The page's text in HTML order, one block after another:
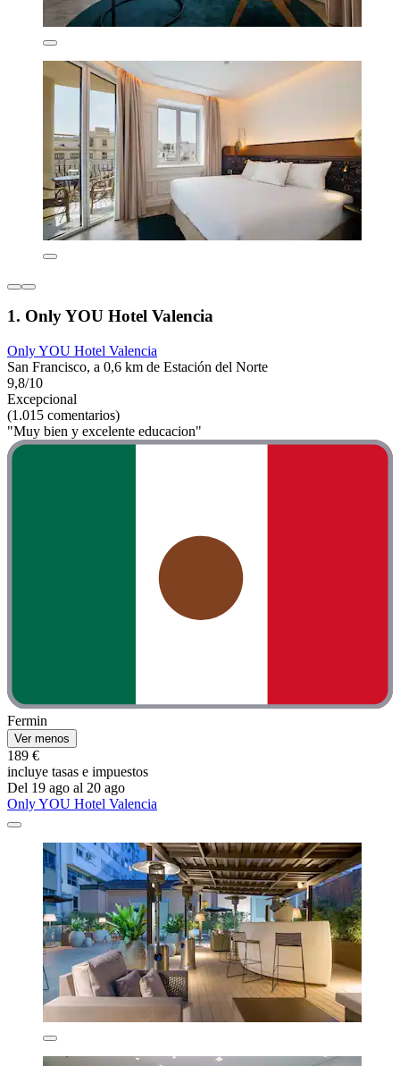
1. Only YOU Hotel Valencia
Only YOU Hotel Valencia
San Francisco, a 0,6 km de Estación del Norte
9,8/10
Excepcional
(1.015 comentarios)
"Muy bien y excelente educacion"
Fermin
Ver menos
189 €
incluye tasas e impuestos
Del 19 ago al 20 ago
Only YOU Hotel Valencia